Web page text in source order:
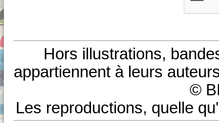
Hors illustrations,
appartiennent à leurs
©
Les reproductions, quelle